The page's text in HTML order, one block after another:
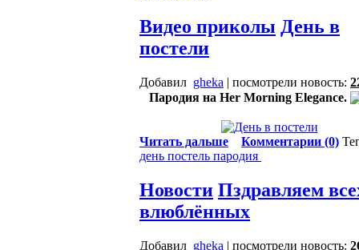
Видео приколы День в
постели
Добавил gheka | посмотрели новость:
Пародия на Her Morning Elegance.
Читать дальше Комментарии (0)
день постель пародия
Новости Пздравляем
влюблённых
Добавил gheka | посмотрели новость: